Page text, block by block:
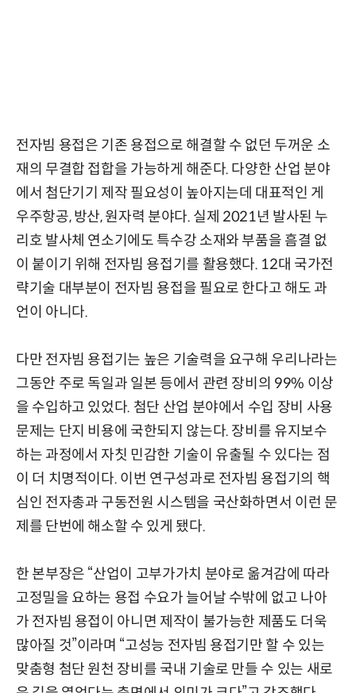
전자빔 용접은 기존 용접으로 해결할 수 없던 두꺼운 소
재의 무결합 접합을 가능하게 해준다. 다양한 산업 분야
에서 첨단기기 제작 필요성이 높아지는데 대표적인 게
우주항공, 방산, 원자력 분야다. 실제 2021년 발사된 누
리호 발사체 연소기에도 특수강 소재와 부품을 흠결 없
이 붙이기 위해 전자빔 용접기를 활용했다. 12대 국가전
략기술 대부분이 전자빔 용접을 필요로 한다고 해도 과
언이 아니다.
다만 전자빔 용접기는 높은 기술력을 요구해 우리나라는
그동안 주로 독일과 일본 등에서 관련 장비의 99% 이상
을 수입하고 있었다. 첨단 산업 분야에서 수입 장비 사용
문제는 단지 비용에 국한되지 않는다. 장비를 유지보수
하는 과정에서 자칫 민감한 기술이 유출될 수 있다는 점
이 더 치명적이다. 이번 연구성과로 전자빔 용접기의 핵
심인 전자총과 구동전원 시스템을 국산화하면서 이런 문
제를 단번에 해소할 수 있게 됐다.
한 본부장은 “산업이 고부가가치 분야로 옮겨감에 따라
고정밀을 요하는 용접 수요가 늘어날 수밖에 없고 나아
가 전자빔 용접이 아니면 제작이 불가능한 제품도 더욱
많아질 것”이라며 “고성능 전자빔 용접기만 할 수 있는
맞춤형 첨단 원천 장비를 국내 기술로 만들 수 있는 새로